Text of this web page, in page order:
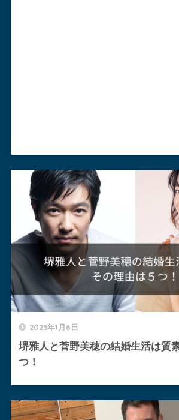
2023年1月6日
堺雅人と菅野美穂の結婚生活は質
つ！